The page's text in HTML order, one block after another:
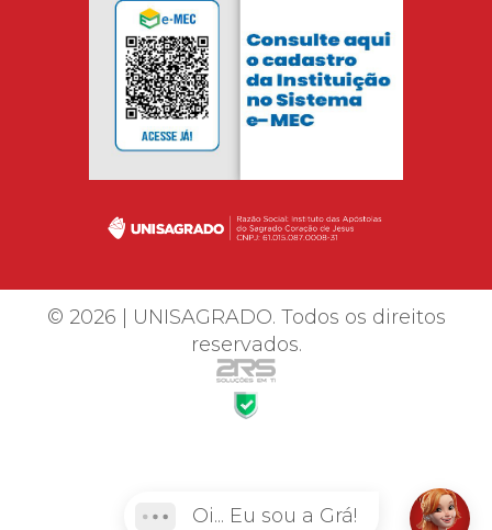
© 2026 | UNISAGRADO. Todos os direitos
reservados.
Oi... Eu sou a Grá!